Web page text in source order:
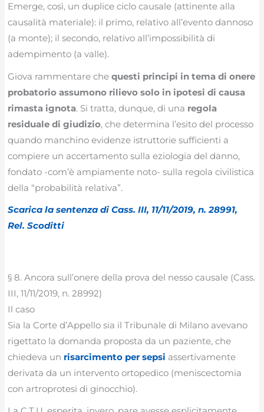
Emerge, così, un duplice ciclo causale (attinente alla
causalità materiale): il primo, relativo all’evento dannoso
(a monte); il secondo, relativo all’impossibilità di
adempimento (a valle).
Giova rammentare chequesti principi in tema di onere
probatorio assumono rilievo solo in ipotesi di causa
rimasta ignota. Si tratta, dunque, di una regola
residuale di giudizio, che determina l’esito del processo
quando manchino evidenze istruttorie sufficienti a
compiere un accertamento sulla eziologia del danno,
fondato -com’è ampiamente noto- sulla regola civilistica
della “probabilità relativa”.
Scarica la sentenza di Cass. III, 11/11/2019, n. 28991,
Rel. Scoditti
§ 8. Ancora sull’onere della prova del nesso causale (Cass.
III, 11/11/2019, n. 28992)
Il caso
Sia la Corte d’Appello sia il Tribunale di Milano avevano
rigettato la domanda proposta da un paziente, che
chiedeva un risarcimento per sepsi assertivamente
derivata da un intervento ortopedico (meniscectomia
con artroprotesi di ginocchio).